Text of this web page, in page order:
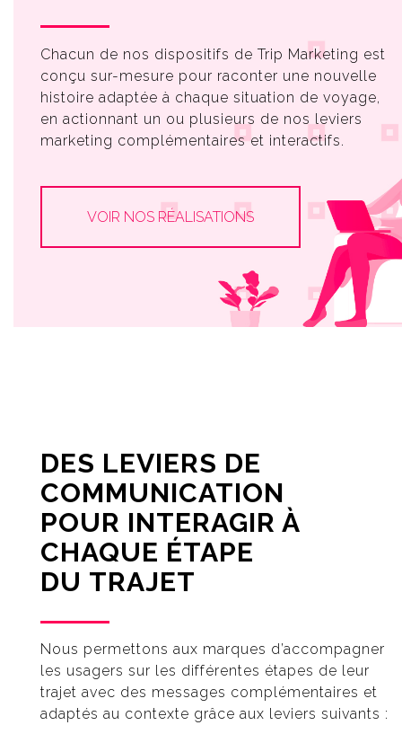
Chacun de nos dispositifs de Trip Marketing est
conçu sur-mesure pour raconter une nouvelle
histoire adaptée à chaque situation de voyage,
en actionnant un ou plusieurs de nos leviers
marketing complémentaires et interactifs.
VOIR NOS RÉALISATIONS
DES LEVIERS DE
COMMUNICATION
POUR INTERAGIR À
CHAQUE ÉTAPE
DU TRAJET
Nous permettons aux marques d’accompagner
les usagers sur les différentes étapes de leur
trajet avec des messages complémentaires et
adaptés au contexte grâce aux leviers suivants :